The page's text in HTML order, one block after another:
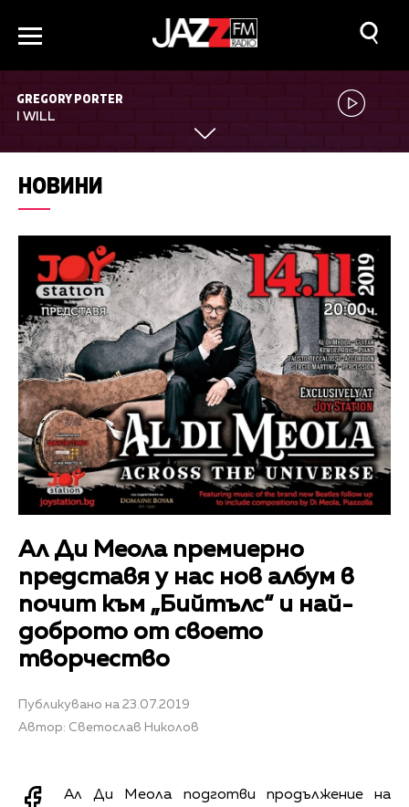
GREGORY PORTER
I WILL
НОВИНИ
Ал Ди Меола премиерно
представя у нас нов албум в
почит към „Бийтълс“ и най-
доброто от своето
творчество
Публикувано на 23.07.2019
Автор: Светослав Николов
Ал Ди Меола подготви продължение на